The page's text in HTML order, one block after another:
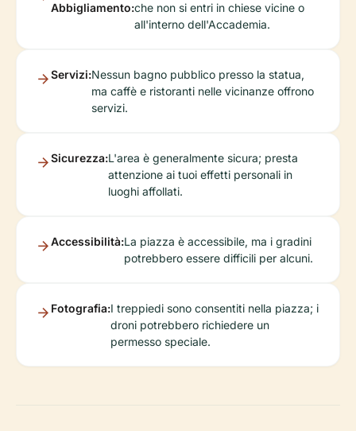
Abbigliamento:che non si entri in chiese vicine o
all'interno dell'Accademia.
Servizi:Nessun bagno pubblico presso la statua,
ma caffè e ristoranti nelle vicinanze offrono
servizi.
Sicurezza:L'area è generalmente sicura; presta
attenzione ai tuoi effetti personali in
luoghi affollati.
Accessibilità:La piazza è accessibile, ma i gradini
potrebbero essere difficili per alcuni.
Fotografia:I treppiedi sono consentiti nella piazza; i
droni potrebbero richiedere un
permesso speciale.